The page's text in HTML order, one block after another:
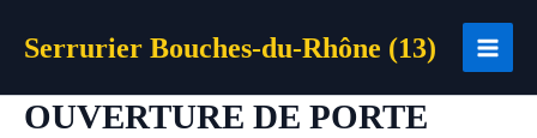
Serrurier Bouches-du-Rhône (13)
OUVERTURE DE PORTE